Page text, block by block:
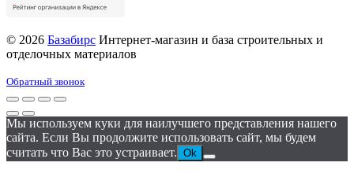
© 2026 Базабирс Интернет-магазин и база строительных и
отделочных материалов
Обратный звонок
Мы используем куки для наилучшего представления нашего
сайта. Если Вы продолжите использовать сайт, мы будем
считать что Вас это устраивает. Ok